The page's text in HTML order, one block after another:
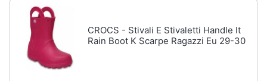
Animali
Motori
Accessori
Sigaretta
elettronica
Borse
Occhiali
CROCS - Stivali E Stivaletti Handle It
Rain Boot K Scarpe Ragazzi Eu 29-30